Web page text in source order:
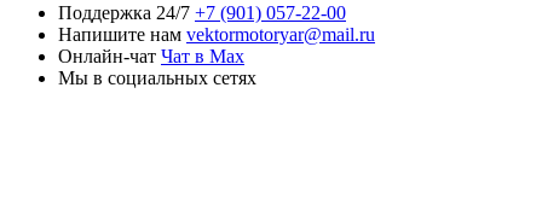
Поддержка 24/7 +7 (901) 057-22-00
Напишите нам vektormotoryar@mail.ru
Онлайн-чат Чат в Max
Мы в социальных сетях